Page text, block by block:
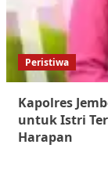
Peristiwa
Kapolres
untuk Istri
Harapan